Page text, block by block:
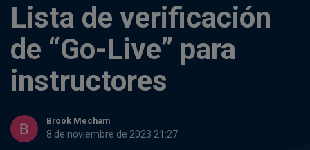
Lista de verificación
de “Go-Live” para
instructores
Brook Mecham
8 de noviembre de 2023 21:27